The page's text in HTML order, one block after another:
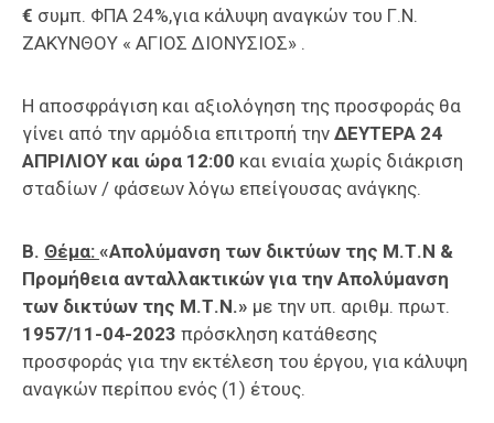
€ συμπ. ΦΠΑ 24%,για κάλυψη αναγκών του Γ.Ν.
ΖΑΚΥΝΘΟΥ « ΑΓΙΟΣ ΔΙΟΝΥΣΙΟΣ» .
Η αποσφράγιση και αξιολόγηση της προσφοράς θα
γίνει από την αρμόδια επιτροπή την ΔΕΥΤΕΡΑ 24
ΑΠΡΙΛΙΟΥ και ώρα 12:00 και ενιαία χωρίς διάκριση
σταδίων / φάσεων λόγω επείγουσας ανάγκης.
Β. Θέμα: «Απολύμανση των δικτύων της Μ.Τ.Ν &
Προμήθεια ανταλλακτικών για την Απολύμανση
των δικτύων της Μ.Τ.Ν.» με την υπ. αριθμ. πρωτ.
1957/11-04-2023 πρόσκληση κατάθεσης
προσφοράς για την εκτέλεση του έργου, για κάλυψη
αναγκών περίπου ενός (1) έτους.